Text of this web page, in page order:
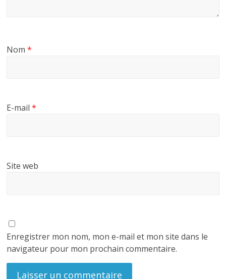
Nom*
E-mail*
Site web
Enregistrer mon nom, mon e-mail et mon site dans le
navigateur pour mon prochain commentaire.